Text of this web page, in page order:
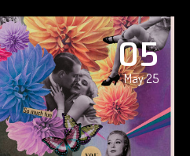
05
May 25